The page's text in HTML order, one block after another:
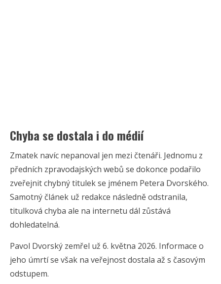
Chyba se dostala i do médií
Zmatek navíc nepanoval jen mezi čtenáři. Jednomu z
předních zpravodajských webů se dokonce podařilo
zveřejnit chybný titulek se jménem Petera Dvorského.
Samotný článek už redakce následně odstranila,
titulková chyba ale na internetu dál zůstává
dohledatelná.
Pavol Dvorský zemřel už 6. května 2026. Informace o
jeho úmrtí se však na veřejnost dostala až s časovým
odstupem.